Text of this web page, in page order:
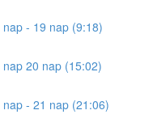
- 19 nap (9:18)
20 nap (15:02)
- 21 nap (21:06)